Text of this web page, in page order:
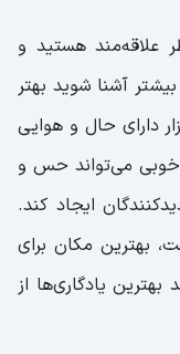
هستید و
آشنا شوید بهتر
دارای حال و هوایی
ساله خود به خوبی می‌تواند حس و
ایجاد کند.
بهترین مکان برای
یادگاری‌ها از